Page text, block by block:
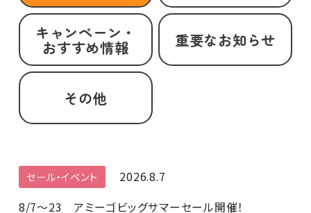
キャンペーン・
おすすめ情報 重要なお知らせ
その他
セール・イベント
2026.8.7
8/7～23 アミーゴビッグサマーセール開催！